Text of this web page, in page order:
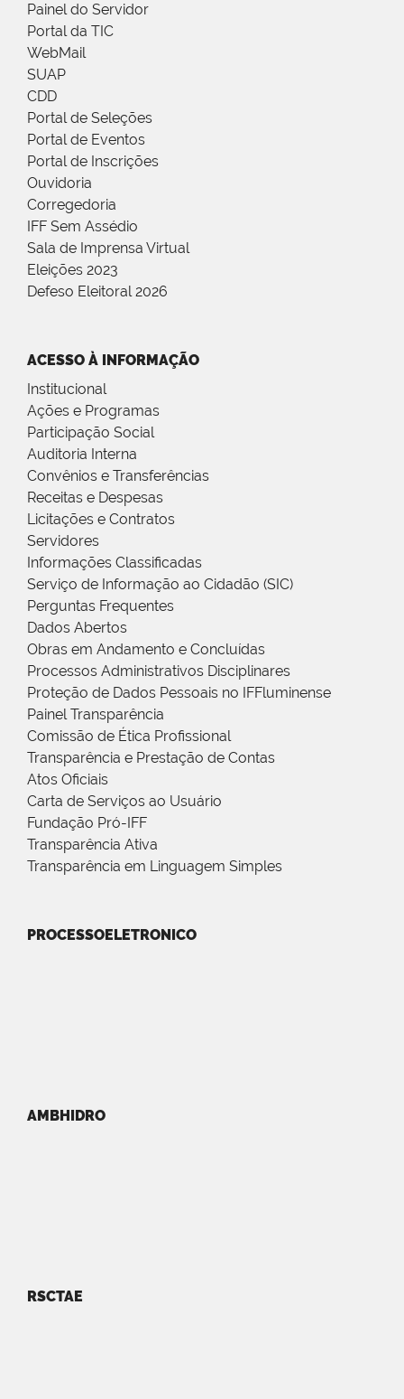
Painel do Servidor
Portal da TIC
WebMail
SUAP
CDD
Portal de Seleções
Portal de Eventos
Portal de Inscrições
Ouvidoria
Corregedoria
IFF Sem Assédio
Sala de Imprensa Virtual
Eleições 2023
Defeso Eleitoral 2026
ACESSO À INFORMAÇÃO
Institucional
Ações e Programas
Participação Social
Auditoria Interna
Convênios e Transferências
Receitas e Despesas
Licitações e Contratos
Servidores
Informações Classificadas
Serviço de Informação ao Cidadão (SIC)
Perguntas Frequentes
Dados Abertos
Obras em Andamento e Concluídas
Processos Administrativos Disciplinares
Proteção de Dados Pessoais no IFFluminense
Painel Transparência
Comissão de Ética Profissional
Transparência e Prestação de Contas
Atos Oficiais
Carta de Serviços ao Usuário
Fundação Pró-IFF
Transparência Ativa
Transparência em Linguagem Simples
PROCESSOELETRONICO
AMBHIDRO
RSCTAE